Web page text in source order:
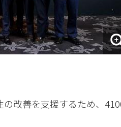
改善を支援するため、